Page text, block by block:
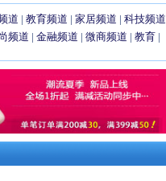
道 | 教育频道 | 家居频道 | 科技频道
频道 | 金融频道 | 微商频道 | 教育 |